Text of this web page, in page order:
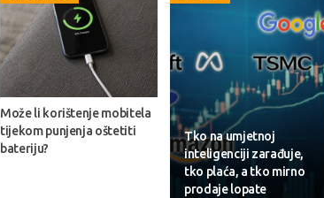
Može li korištenje mobitela
tijekom punjenja oštetiti
bateriju?
Tko na umjetnoj
inteligenciji zarađuje,
tko plaća, a tko mirno
prodaje lopate